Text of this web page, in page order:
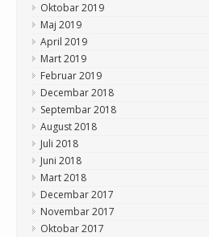
Oktobar 2019
Maj 2019
April 2019
Mart 2019
Februar 2019
Decembar 2018
Septembar 2018
August 2018
Juli 2018
Juni 2018
Mart 2018
Decembar 2017
Novembar 2017
Oktobar 2017